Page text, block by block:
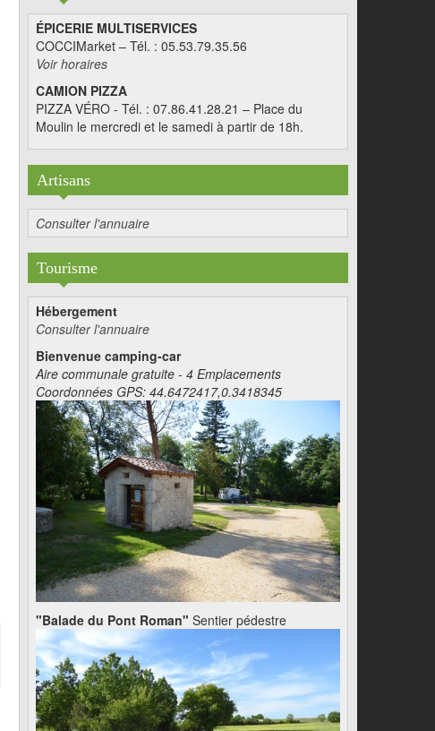
ÉPICERIE MULTISERVICES
COCCIMarket – Tél. : 05.53.79.35.56
Voir horaires
CAMION PIZZA
PIZZA VÉRO - Tél. : 07.86.41.28.21 – Place du
Moulin le mercredi et le samedi à partir de 18h.
Artisans
Consulter l'annuaire
Tourisme
Hébergement
Consulter l'annuaire
Bienvenue camping-car
Aire communale gratuite - 4 Emplacements
Coordonnées GPS: 44.6472417,0.3418345
"Balade du Pont Roman" Sentier pédestre